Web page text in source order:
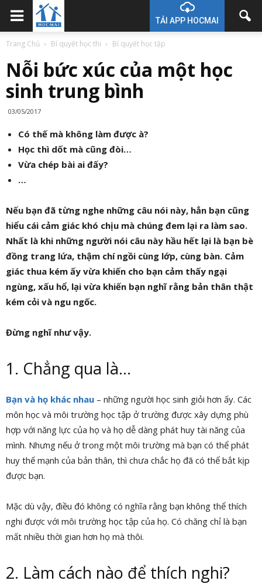
TẢI APP HOCMAI
Trang Chủ Bí quyết học thi Bí quyết học tập
Nỗi bức xúc của một học
sinh trung bình
03/05/2017
Có thế mà không làm được à?
Học thì dốt mà cũng đòi…
Vừa chép bài ai đấy?
…
Nếu bạn đã từng nghe những câu nói này, hẳn bạn cũng
hiểu cái cảm giác khó chịu mà chúng đem lại ra làm sao.
Nhất là khi những người nói câu này hầu hết lại là bạn bè
đồng trang lứa, thậm chí ngồi cùng lớp, cùng bàn. Cảm
giác thua kém ấy vừa khiến cho bạn cảm thấy ngại
ngùng, xấu hổ, lại vừa khiến bạn nghĩ rằng bản thân thật
kém cỏi và ngu ngốc.
Đừng nghĩ như vậy.
1. Chẳng qua là…
Bạn và họ khác nhau – những người học sinh giỏi hơn ấy. Các
môn học và môi trường học tập ở trường được xây dựng phù
hợp với năng lực của họ và họ dễ dàng phát huy tài năng của
mình. Nhưng nếu ở trong một môi trường mà bạn có thể phát
huy thế mạnh của bản thân, thì chưa chắc họ đã có thể bắt kịp
được bạn.
Mặc dù vậy, điều đó không có nghĩa rằng bạn không thể thích
nghi được với môi trường học tập của họ. Có chăng chỉ là bạn
mất nhiều thời gian hơn họ mà thôi.
2. Làm cách nào để thích nghi?